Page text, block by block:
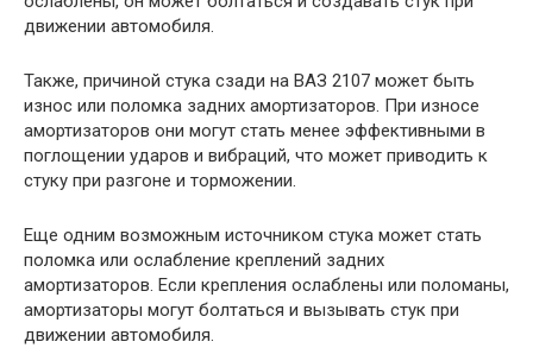
движении автомобиля.
Также, причиной стука сзади на ВАЗ 2107 может быть
износ или поломка задних амортизаторов. При износе
амортизаторов они могут стать менее эффективными в
поглощении ударов и вибраций, что может приводить к
стуку при разгоне и торможении.
Еще одним возможным источником стука может стать
поломка или ослабление креплений задних
амортизаторов. Если крепления ослаблены или поломаны,
амортизаторы могут болтаться и вызывать стук при
движении автомобиля.